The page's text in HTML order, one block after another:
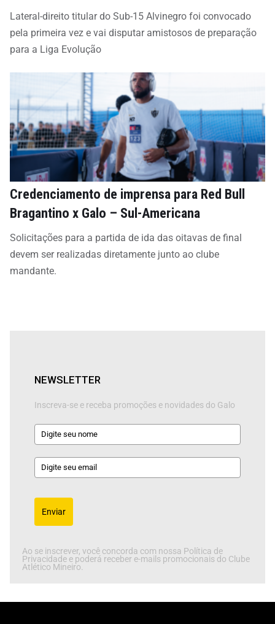
Lateral-direito titular do Sub-15 Alvinegro foi convocado
pela primeira vez e vai disputar amistosos de preparação
para a Liga Evolução
Credenciamento de imprensa para Red Bull
Bragantino x Galo – Sul-Americana
Solicitações para a partida de ida das oitavas de final
devem ser realizadas diretamente junto ao clube
mandante.
NEWSLETTER
Inscreva-se e receba promoções e novidades do Galo
Enviar
Ao se inscrever, você concorda com nossa Política de
Privacidade e poderá receber e-mails promocionais do Clube
Atlético Mineiro.